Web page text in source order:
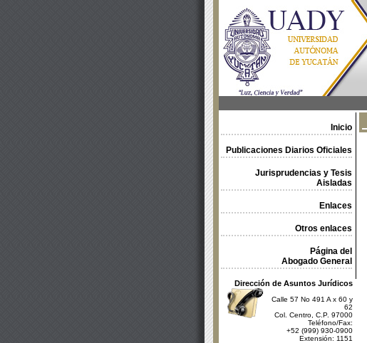
Inicio
Publicaciones Diarios Oficiales
Jurisprudencias y Tesis
Aisladas
Enlaces
Otros enlaces
Página del
Abogado General
Dirección de Asuntos Jurídicos
Calle 57 No 491 A x 60 y
62
Col. Centro, C.P. 97000
Teléfono/Fax:
+52 (999) 930-0900
Extensión: 1151